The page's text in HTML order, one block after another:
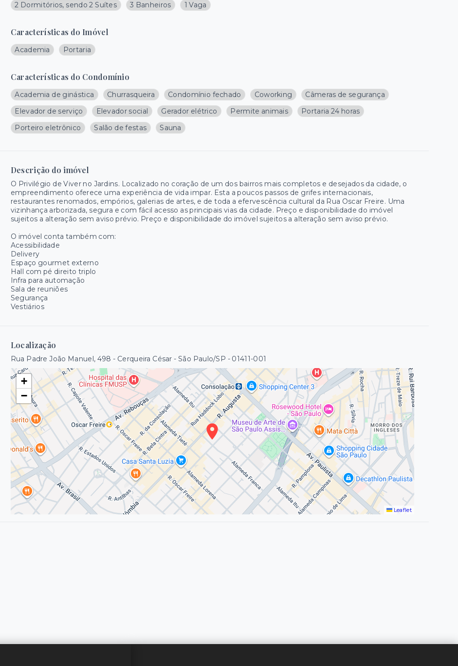
2 Dormitórios, sendo 2 Suítes 3 Banheiros 1 Vaga
Características do Imóvel
Academia Portaria
Características do Condomínio
Academia de ginástica Churrasqueira Condomínio fechado Coworking
Câmeras de segurança
Elevador de serviço
Elevador social Gerador elétrico Permite animais
Portaria 24 horas
Porteiro eletrônico
Salão de festas Sauna
Descrição do imóvel
O Privilégio de Viver no Jardins. Localizado no coração de um dos bairros mais completos e desejados da cidade, o
empreendimento oferece uma experiência de vida impar. Esta a poucos passos de grifes internacionais,
restaurantes renomados, empórios, galerias de artes, e de toda a efervescência cultural da Rua Oscar Freire. Uma
vizinhança arborizada, segura e com fácil acesso as principais vias da cidade. Preço e disponibilidade do imóvel
sujeitos a alteração sem aviso prévio. Preço e disponibilidade do imóvel sujeitos a alteração sem aviso prévio.
O imóvel conta também com:
Acessibilidade
Delivery
Espaço gourmet externo
Hall com pé direito triplo
Infra para automação
Sala de reuniões
Segurança
Vestiários
Localização
Rua Padre João Manuel, 498 - Cerqueira César - São Paulo/SP - 01411-001
+
−
Leaflet